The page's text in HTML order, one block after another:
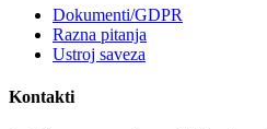
Dokumenti/GDPR
Razna pitanja
Ustroj saveza
Kontakti